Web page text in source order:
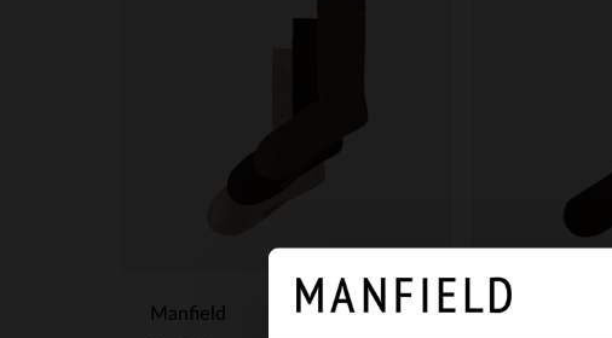
Manfield Manfield